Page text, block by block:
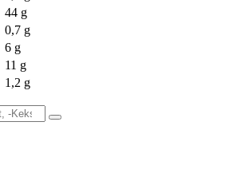
44 g
0,7 g
6 g
11 g
1,2 g